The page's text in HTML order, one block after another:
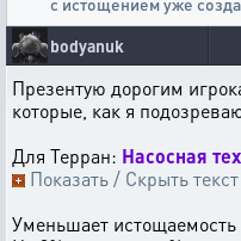
bodyanuk
Презентую дорогим
которые, как я
Для Терран: Насосная
Показать / Скрыть текст
Уменьшает истощаемость